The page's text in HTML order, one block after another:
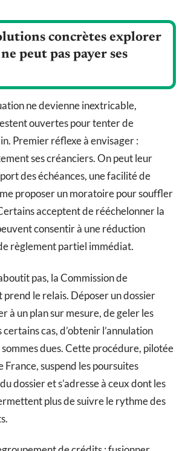
concrètes explorer
peut pas payer ses
ne devienne inextricable,
ouvertes pour tenter de
Premier réflexe à envisager :
ses créanciers. On peut leur
des échéances, une facilité de
proposer un moratoire pour souffler
acceptent de rééchelonner la
consentir à une réduction
règlement partiel immédiat.
pas, la Commission de
le relais. Déposer un dossier
à un plan sur mesure, de geler les
cas, d’obtenir l’annulation
sommes dues. Cette procédure, pilotée
France, suspend les poursuites
dossier et s’adresse à ceux dont les
plus de suivre le rythme des